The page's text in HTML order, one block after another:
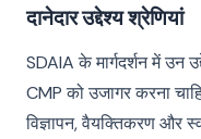
दानेदार उद्देश्य श्रेणियां
SDAIA के मार्गदर्शन में उन
CMP को उजागर करना
विज्ञापन, वैयक्तिकरण और